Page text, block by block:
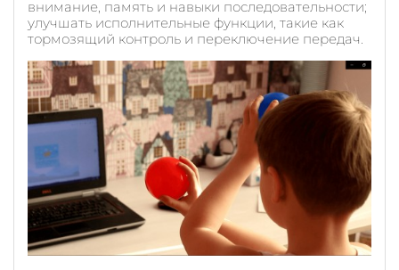
внимание, память и навыки последовательности;
улучшать исполнительные функции, такие как
тормозящий контроль и переключение передач.